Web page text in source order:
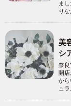
ま
り
美
シ
奈
開
か
ュ